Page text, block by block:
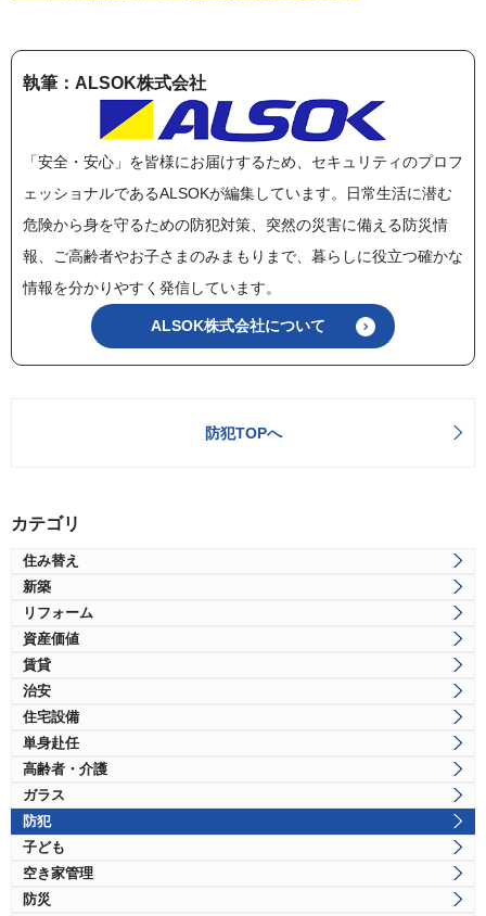
執筆：ALSOK株式会社
「安全・安心」を皆様にお届けするため、セキュリティのプロフ
ェッショナルであるALSOKが編集しています。日常生活に潜む
危険から身を守るための防犯対策、突然の災害に備える防災情
報、ご高齢者やお子さまのみまもりまで、暮らしに役立つ確かな
情報を分かりやすく発信しています。
ALSOK株式会社について
防犯TOPへ
カテゴリ
住み替え
新築
リフォーム
資産価値
賃貸
治安
住宅設備
単身赴任
高齢者・介護
ガラス
防犯
子ども
空き家管理
防災